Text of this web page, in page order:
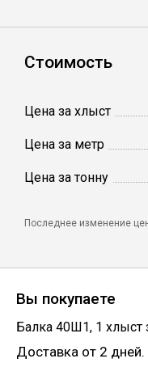
Винтовые
Столбы
Сетка
Круги
Скобо-
Стоимость
Цена за хлыст
Цена за метр
Цена за тонну
Последнее изменение
Вы покупаете
Балка 40Ш1, 1 хлыст
Доставка от 2 дней.